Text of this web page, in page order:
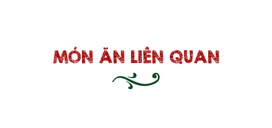
MÓN ĂN LIÊN QUAN